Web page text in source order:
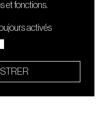
et fonctions.
activés